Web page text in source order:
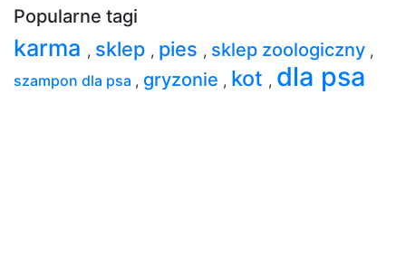
Popularne tagi
karma , sklep , pies , sklep zoologiczny ,
szampon dla psa , gryzonie , kot , dla psa